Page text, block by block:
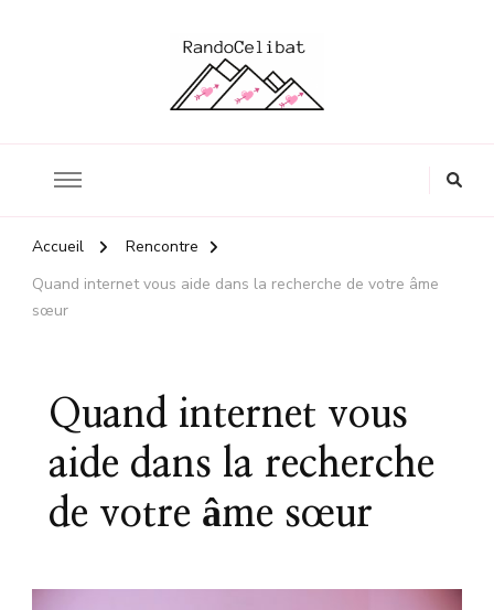
Accueil
Rencontre
Quand internet vous aide dans la recherche de votre âme
sœur
Quand internet vous
aide dans la recherche
de votre âme sœur